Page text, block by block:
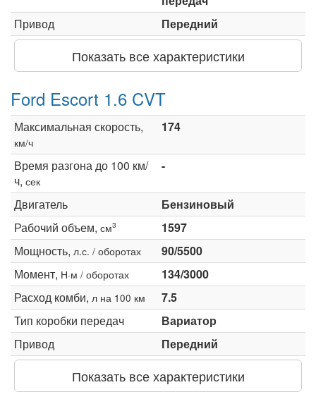
Привод
Передний
Показать все характеристики
Ford Escort 1.6 CVT
Максимальная скорость,
км/ч
174
Время разгона до 100 км/
ч, сек
-
Двигатель
Бензиновый
Рабочий объем, см3
1597
Мощность, л.с. / оборотах
90/5500
Момент, Н·м / оборотах
134/3000
Расход комби, л на 100 км
7.5
Тип коробки передач
Вариатор
Привод
Передний
Показать все характеристики